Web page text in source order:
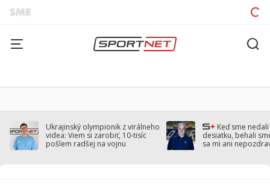
Ukrajinský olympionik z virálneho
videa: Viem si zarobiť, 10-tisíc
pošlem radšej na vojnu
Keď sme
desiatku, behali
sa mi ani